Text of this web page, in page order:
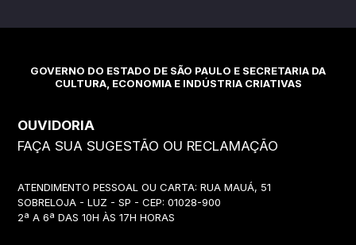
GOVERNO DO ESTADO DE SÃO PAULO E SECRETARIA DA
CULTURA, ECONOMIA E INDÚSTRIA CRIATIVAS
OUVIDORIA
FAÇA SUA SUGESTÃO OU RECLAMAÇÃO
ATENDIMENTO PESSOAL OU CARTA: RUA MAUÁ, 51
SOBRELOJA - LUZ - SP - CEP: 01028-900
2ª A 6ª DAS 10H ÀS 17H HORAS